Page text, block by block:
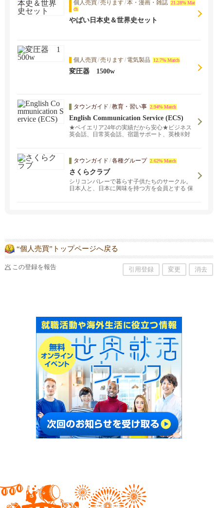
個人売買 /売ります/本・漫画・雑誌 21.28% Mat
ch
やばい日本史＆世界史セット
個人売買 /売ります/ 電気製品 12.7% Match
変圧器 1500w
タウンガイド /教育・習い事 2.94% Match
English Communication Service (ECS)
★ベイエリア24年の実績だから安心★ビジネス
英会話、日常英会話、宿題サポート、英検®対
な講師陣がご希望に沿ったスタディプランを完
全カスタマイズし、プロフェッショナルなサー
ビスをご提供致します。スケジュールや学習目
的に合わせて、あなたにピッタリの講師をご紹
介します。
タウンガイド /各種グループ 2.62% Match
さくらクラブ
シリコンバレーで暮らす子供たちのサークル。
日本人と、日本に興味を持つ方を会員とする 保
“個人売買”トップページへ戻る
この登録を報告 引用登録 変更 消去